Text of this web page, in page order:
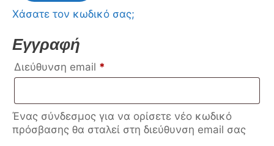
Χάσατε τον κωδικό σας;
Εγγραφή
Διεύθυνση email *
Ένας σύνδεσμος για να ορίσετε νέο κωδικό
πρόσβασης θα σταλεί στη διεύθυνση email σας